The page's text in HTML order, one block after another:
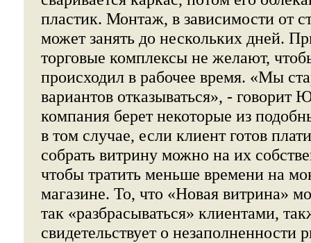
пластик. Монтаж, в зависимости от
может занять до нескольких дней.
торговые комплексы не желают,
происходил в рабочее время. «Мы
вариантов отказываться», - говорит
компания берет некоторые из
в том случае, если клиент готов
собрать витрину можно на их
чтобы тратить меньше времени на
магазине. То, что «Новая витрина»
так «разбрасываться» клиентами,
свидетельствует о незаполненности